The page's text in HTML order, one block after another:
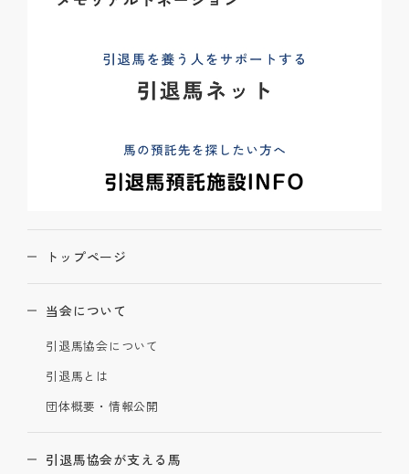
トップページ
当会について
引退馬協会について
引退馬とは
団体概要・情報公開
引退馬協会が支える馬